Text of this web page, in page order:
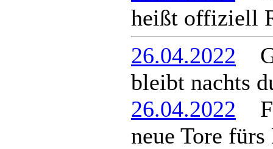
heißt offiziell
26.04.2022
bleibt nachts
26.04.2022
neue Tore fürs